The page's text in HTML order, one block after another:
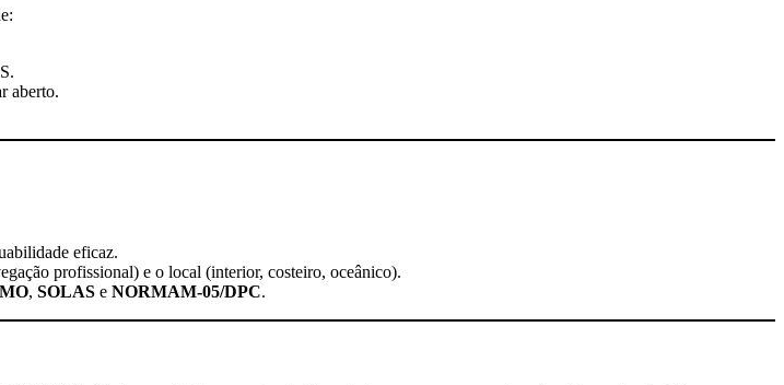
aberto.
eficaz.
profissional) e o local (interior, costeiro, oceânico).
, SOLAS e NORMAM-05/DPC.